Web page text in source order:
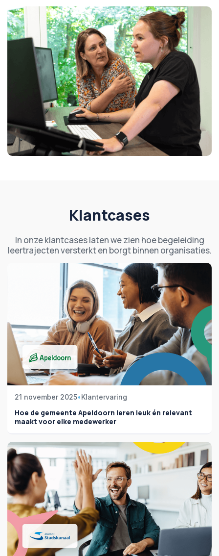
Klantcases
In onze klantcases laten we zien hoe begeleiding
leertrajecten versterkt en borgt binnen organisaties.
21 november 2025•Klantervaring
Hoe de gemeente Apeldoorn leren leuk én relevant
maakt voor elke medewerker